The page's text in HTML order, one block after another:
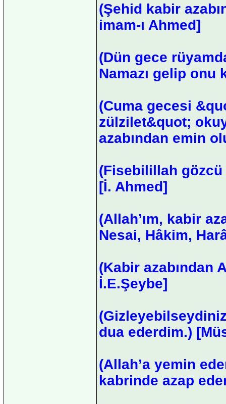
(Şehid kabir
imam-ı Ahmed]
(Dün gece
Namazı gelip onu
(Cuma gecesi
zülzilet&quot;
azabından emin
(Fisebilillah gözcü
[İ. Ahmed]
(Allah’ım, kabir
Nesai, Hâkim,
(Kabir azabından
İ.E.Şeybe]
dua ederdim.)
(Allah’a yemin
kabrinde azap